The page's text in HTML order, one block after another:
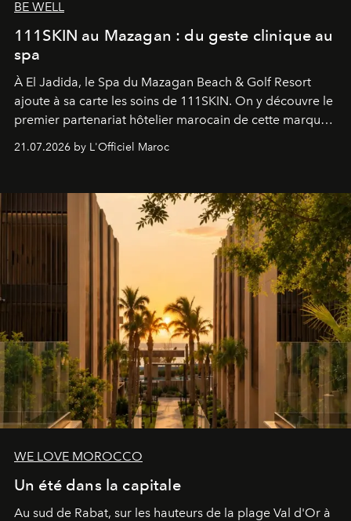
BE WELL
111SKIN au Mazagan : du geste clinique au
spa
À El Jadida, le Spa du Mazagan Beach & Golf Resort
ajoute à sa carte les soins de 111SKIN. On y découvre le
premier partenariat hôtelier marocain de cette marque
londonien et construite depuis autour d'un actif breveté,
21.07.2026 by L'Officiel Maroc
WE LOVE MOROCCO
Un été dans la capitale
Au sud de Rabat, sur les hauteurs de la plage Val d'Or à